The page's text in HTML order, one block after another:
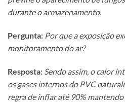
durante o armazenamento.
Pergunta: Por que a exposição
monitoramento do ar?
Resposta: Sendo assim, o calor
os gases internos do PVC
regra de inflar até 90%